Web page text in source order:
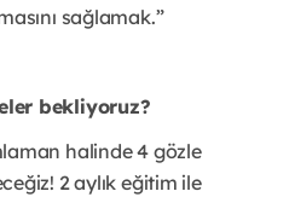
sağlamak.”
bekliyoruz?
halinde 4 gözle
2 aylık eğitim ile